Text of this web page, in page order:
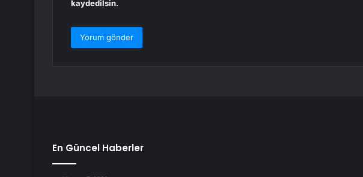
kaydedilsin.
En Güncel Haberler